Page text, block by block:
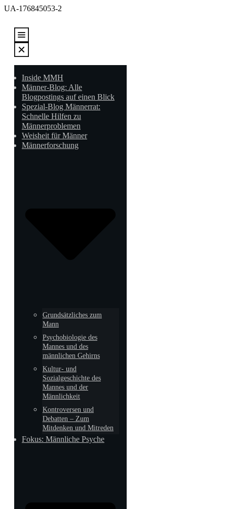
UA-176845053-2
Inside MMH
Männer-Blog: Alle
Blogpostings auf einen Blick
Spezial-Blog Männerrat:
Schnelle Hilfen zu
Männerproblemen
Weisheit für Männer
Männerforschung
Grundsätzliches zum
Mann
Psychobiologie des
Mannes und des
männlichen Gehirns
Kultur- und
Sozialgeschichte des
Mannes und der
Männlichkeit
Kontroversen und
Debatten – Zum
Mitdenken und Mitreden
Fokus: Männliche Psyche